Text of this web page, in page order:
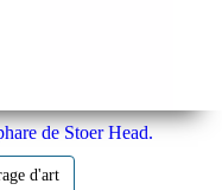
de Stoer Head.
d'art